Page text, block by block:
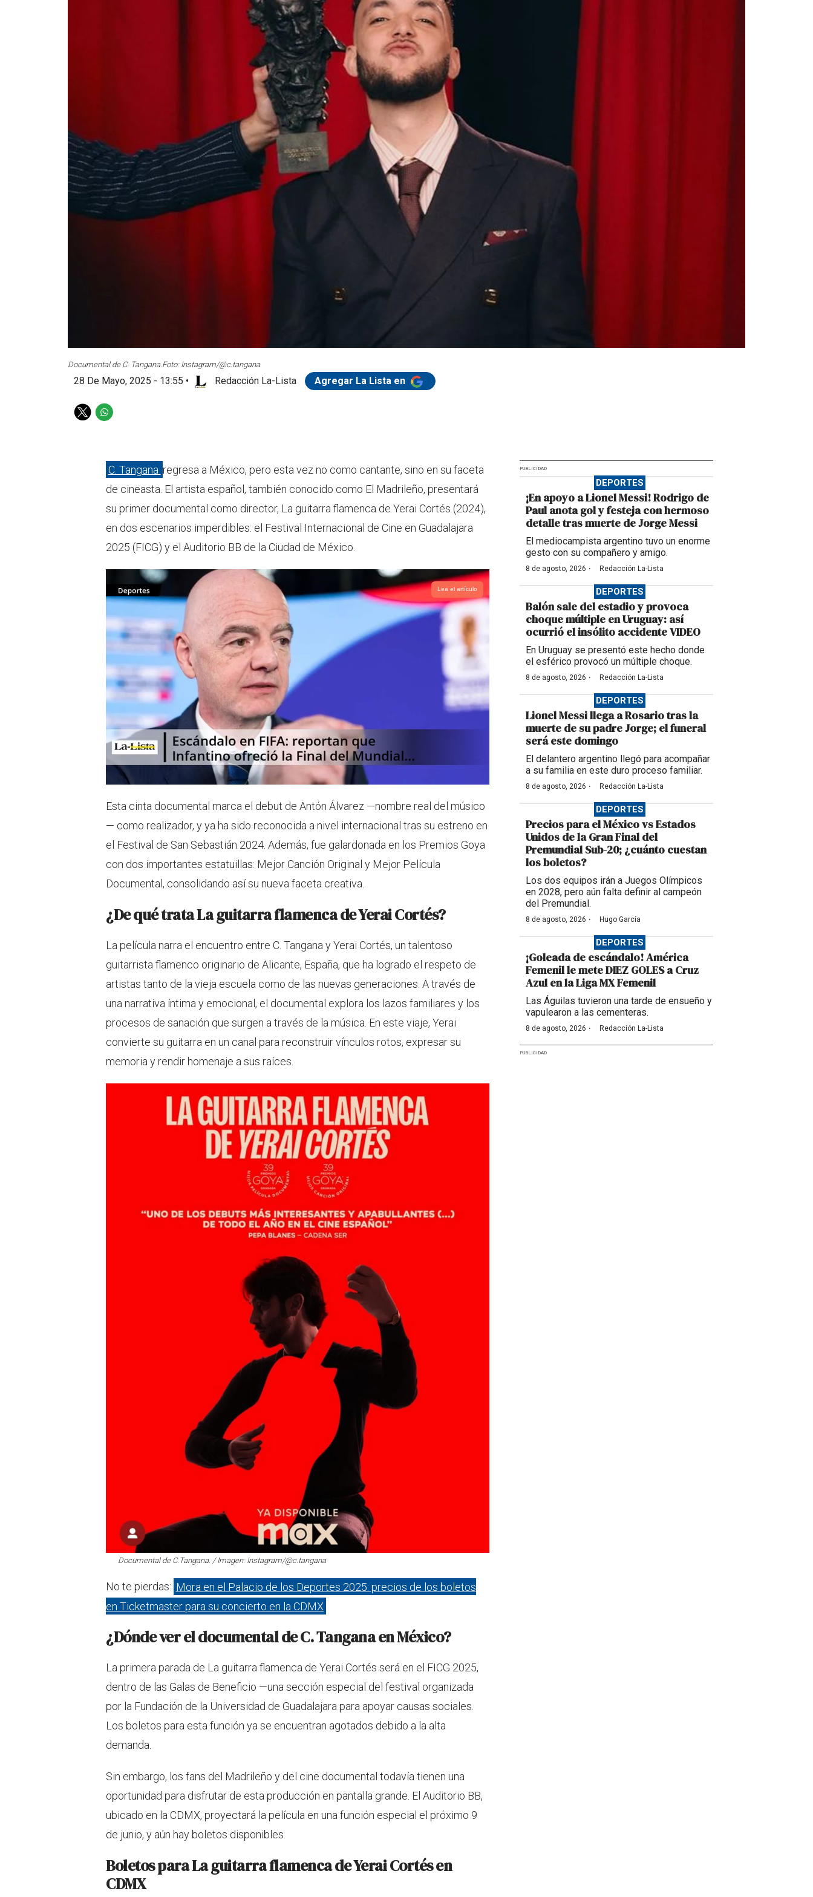
Documental de C. Tangana. Foto: Instagram/@c.tangana
28 De Mayo, 2025 - 13:55 • Redacción La-Lista Agregar La Lista en
T
W
s
a
p
p
C. Tangana regresa a México, pero esta vez no como cantante, sino en su faceta
de cineasta. El artista español, también conocido como El Madrileño, presentará
su primer documental como director, La guitarra flamenca de Yerai Cortés (2024),
en dos escenarios imperdibles: el Festival Internacional de Cine en Guadalajara
2025 (FICG) y el Auditorio BB de la Ciudad de México.
Lea el artículo
Esta cinta documental marca el debut de Antón Álvarez —nombre real del músico
— como realizador, y ya ha sido reconocida a nivel internacional tras su estreno en
el Festival de San Sebastián 2024. Además, fue galardonada en los Premios Goya
con dos importantes estatuillas: Mejor Canción Original y Mejor Película
Documental, consolidando así su nueva faceta creativa.
¿De qué trata La guitarra flamenca de Yerai Cortés?
La película narra el encuentro entre C. Tangana y Yerai Cortés, un talentoso
guitarrista flamenco originario de Alicante, España, que ha logrado el respeto de
artistas tanto de la vieja escuela como de las nuevas generaciones. A través de
una narrativa íntima y emocional, el documental explora los lazos familiares y los
procesos de sanación que surgen a través de la música. En este viaje, Yerai
convierte su guitarra en un canal para reconstruir vínculos rotos, expresar su
memoria y rendir homenaje a sus raíces.
Documental de C.Tangana. / Imagen: Instagram/@c.tangana
No te pierdas: Mora en el Palacio de los Deportes 2025: precios de los boletos
en Ticketmaster para su concierto en la CDMX
¿Dónde ver el documental de C. Tangana en México?
La primera parada de La guitarra flamenca de Yerai Cortés será en el FICG 2025,
dentro de las Galas de Beneficio —una sección especial del festival organizada
por la Fundación de la Universidad de Guadalajara para apoyar causas sociales.
Los boletos para esta función ya se encuentran agotados debido a la alta
demanda.
Sin embargo, los fans del Madrileño y del cine documental todavía tienen una
oportunidad para disfrutar de esta producción en pantalla grande. El Auditorio BB,
ubicado en la CDMX, proyectará la película en una función especial el próximo 9
de junio, y aún hay boletos disponibles.
Boletos para La guitarra flamenca de Yerai Cortés en
CDMX
PUBLICIDAD
DEPORTES
¡En apoyo a Lionel Messi! Rodrigo de
Paul anota gol y festeja con hermoso
detalle tras muerte de Jorge Messi
El mediocampista argentino tuvo un enorme
gesto con su compañero y amigo.
8 de agosto, 2026 · Redacción La-Lista
DEPORTES
Balón sale del estadio y provoca
choque múltiple en Uruguay: así
ocurrió el insólito accidente VIDEO
En Uruguay se presentó este hecho donde
el esférico provocó un múltiple choque.
8 de agosto, 2026 · Redacción La-Lista
DEPORTES
Lionel Messi llega a Rosario tras la
muerte de su padre Jorge; el funeral
será este domingo
El delantero argentino llegó para acompañar
a su familia en este duro proceso familiar.
8 de agosto, 2026 · Redacción La-Lista
DEPORTES
Precios para el México vs Estados
Unidos de la Gran Final del
Premundial Sub-20; ¿cuánto cuestan
los boletos?
Los dos equipos irán a Juegos Olímpicos
en 2028, pero aún falta definir al campeón
del Premundial.
8 de agosto, 2026 · Hugo García
DEPORTES
¡Goleada de escándalo! América
Femenil le mete DIEZ GOLES a Cruz
Azul en la Liga MX Femenil
Las Águilas tuvieron una tarde de ensueño y
vapulearon a las cementeras.
8 de agosto, 2026 · Redacción La-Lista
PUBLICIDAD